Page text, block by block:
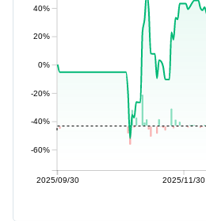
-60%
-40%
-20%
0%
20%
40%
2025/09/30 2025/11/30